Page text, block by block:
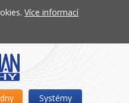
Více informací
Systémy